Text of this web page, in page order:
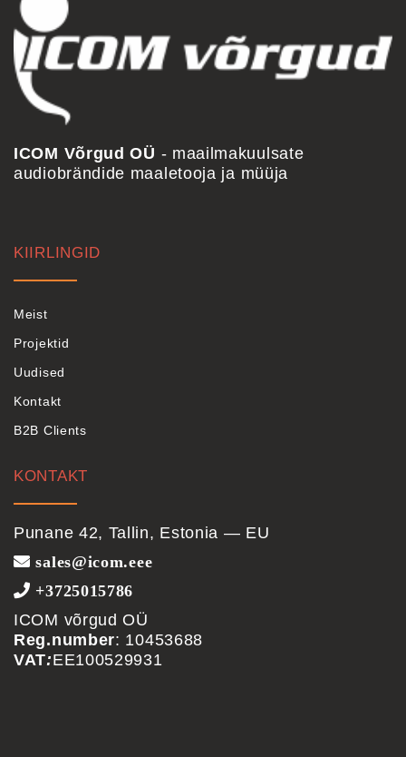
ICOM Võrgud OÜ - maailmakuulsate
audiobrändide maaletooja ja müüja
KIIRLINGID
Meist
Projektid
Uudised
Kontakt
B2B Clients
KONTAKT
Punane 42, Tallin, Estonia — EU
sales@icom.eee
+3725015786
ICOM võrgud OÜ
Reg.number: 10453688
VAT:EE100529931